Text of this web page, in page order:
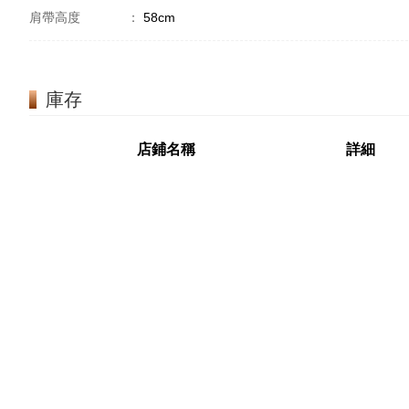
肩帶高度 ： 58cm
庫存
店鋪名稱 詳細